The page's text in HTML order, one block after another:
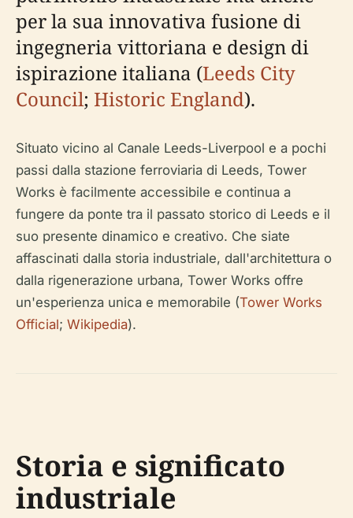
per la sua innovativa fusione di
ingegneria vittoriana e design di
ispirazione italiana (Leeds City
Council; Historic England).
Situato vicino al Canale Leeds-Liverpool e a pochi
passi dalla stazione ferroviaria di Leeds, Tower
Works è facilmente accessibile e continua a
fungere da ponte tra il passato storico di Leeds e il
suo presente dinamico e creativo. Che siate
affascinati dalla storia industriale, dall'architettura o
dalla rigenerazione urbana, Tower Works offre
un'esperienza unica e memorabile (Tower Works
Official; Wikipedia).
Storia e significato
industriale